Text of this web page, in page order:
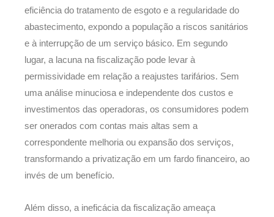
eficiência do tratamento de esgoto e a regularidade do
abastecimento, expondo a população a riscos sanitários
e à interrupção de um serviço básico. Em segundo
lugar, a lacuna na fiscalização pode levar à
permissividade em relação a reajustes tarifários. Sem
uma análise minuciosa e independente dos custos e
investimentos das operadoras, os consumidores podem
ser onerados com contas mais altas sem a
correspondente melhoria ou expansão dos serviços,
transformando a privatização em um fardo financeiro, ao
invés de um benefício.
Além disso, a ineficácia da fiscalização ameaça